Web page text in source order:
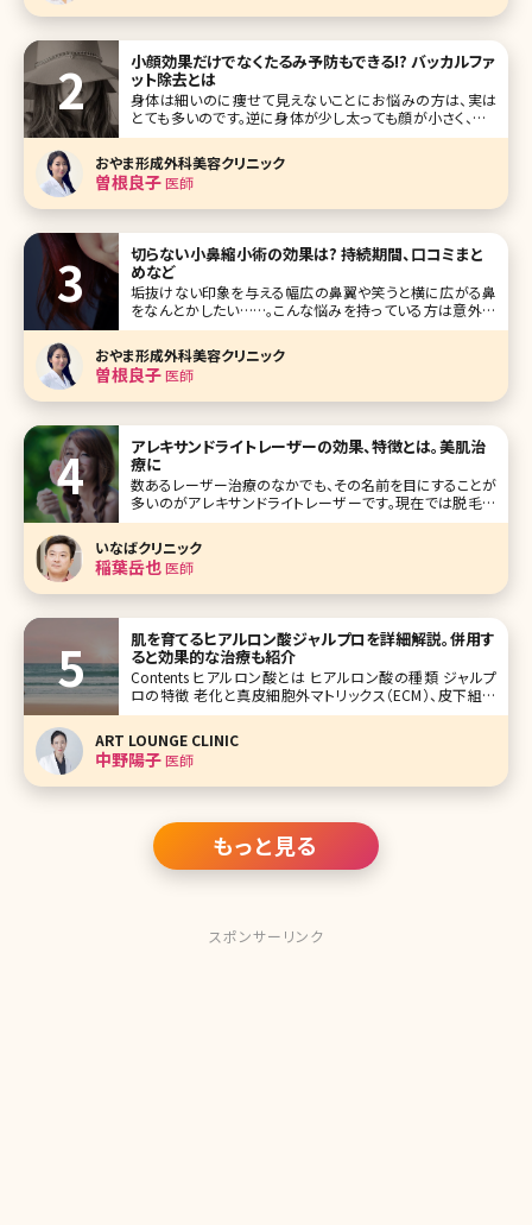
小顔効果だけでなくたるみ予防もできる!? バッカルファ
ット除去とは
身体は細いのに痩せて見えないことにお悩みの方は、実は
とても多いのです。逆に身体が少し太っても顔が小さく、フェ
イスラインがすっきり細ければあまり太って見えないという
方もいます。 筆者は、患者さんからも顔が丸くて悩んでいると
よく相談されることがあります。そのような時にお勧めできる
施術はたくさんあり
おやま形成外科美容クリニック
曽根良子医師
切らない小鼻縮小術の効果は? 持続期間、口コミまと
めなど
垢抜けない印象を与える幅広の鼻翼や笑うと横に広がる鼻
をなんとかしたい……。こんな悩みを持っている方は意外に
多いのではないでしょうか。鼻は眼や口元と違ってメイクで見
せ方を変えることがほとんどできないパーツ。それだけに本
格的に鼻の印象を変えようと思ったら美容整形に頼るしか
方法はありません。 とはいえ、
おやま形成外科美容クリニック
曽根良子医師
アレキサンドライトレーザーの効果、特徴とは。美肌治
療に
数あるレーザー治療のなかでも、その名前を目にすることが
多いのがアレキサンドライトレーザーです。現在では脱毛に
使用されるアレキサンドライトレーザーとシミやアザの治療
に用いられるQスイッチアレキサンドライトレーザーの2種類
が使用されています。ここでは、この2つのレーザーの違いや
アレキサンドライトレーザー
いなばクリニック
稲葉岳也医師
肌を育てるヒアルロン酸ジャルプロを詳細解説。併用す
ると効果的な治療も紹介
Contents ヒアルロン酸とは ヒアルロン酸の種類 ジャルプ
ロの特徴 老化と真皮細胞外マトリックス（ECM）、皮下組織
のリガメントのお話 ジャルプロに似ている施術、組み合わせ
めとしたECM製剤で真皮を日頃からケアして
ART LOUNGE CLINIC
中野陽子医師
もっと見る
スポンサーリンク